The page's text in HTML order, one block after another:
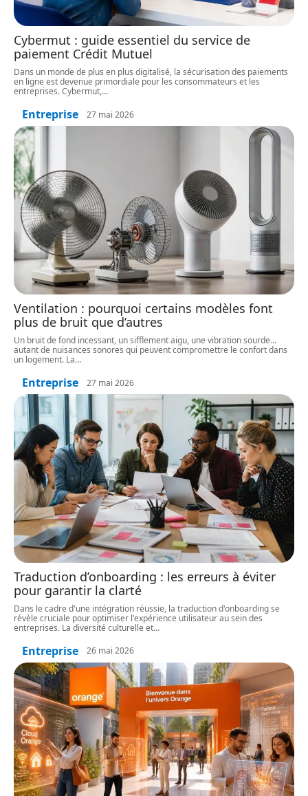
Cybermut : guide essentiel du service de
paiement Crédit Mutuel
Dans un monde de plus en plus digitalisé, la sécurisation des paiements
en ligne est devenue primordiale pour les consommateurs et les
entreprises. Cybermut,…
Entreprise 27 mai 2026
Ventilation : pourquoi certains modèles font
plus de bruit que d’autres
Un bruit de fond incessant, un sifflement aigu, une vibration sourde...
autant de nuisances sonores qui peuvent compromettre le confort dans
un logement. La…
Entreprise 27 mai 2026
Traduction d’onboarding : les erreurs à éviter
pour garantir la clarté
Dans le cadre d'une intégration réussie, la traduction d'onboarding se
révèle cruciale pour optimiser l'expérience utilisateur au sein des
entreprises. La diversité culturelle et…
Entreprise 26 mai 2026